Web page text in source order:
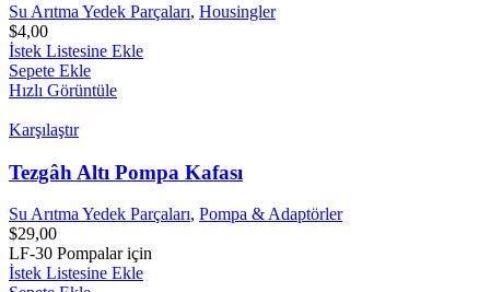
Su Arıtma Yedek Parçaları, Housingler
$4,00
İstek Listesine Ekle
Sepete Ekle
Hızlı Görüntüle
Karşılaştır
Tezgâh Altı Pompa Kafası
Su Arıtma Yedek Parçaları, Pompa & Adaptörler
$29,00
LF-30 Pompalar için
İstek Listesine Ekle